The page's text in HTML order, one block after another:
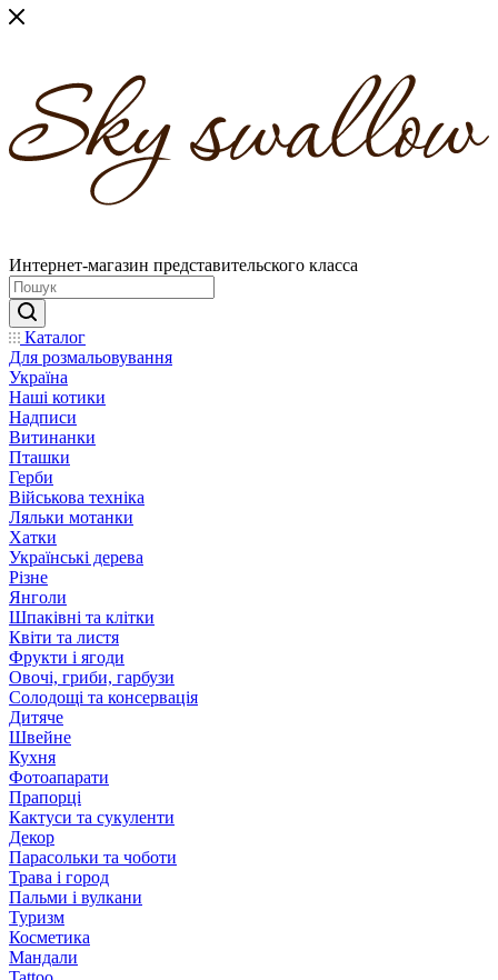
Интернет-магазин представительского класса
Каталог
Для розмальовування
Україна
Наші котики
Надписи
Витинанки
Пташки
Герби
Військова техніка
Ляльки мотанки
Хатки
Українські дерева
Різне
Янголи
Шпаківні та клітки
Квіти та листя
Фрукти і ягоди
Овочі, гриби, гарбузи
Солодощі та консервація
Дитяче
Швейне
Кухня
Фотоапарати
Прапорці
Кактуси та сукуленти
Декор
Парасольки та чоботи
Трава і город
Пальми і вулкани
Туризм
Косметика
Мандали